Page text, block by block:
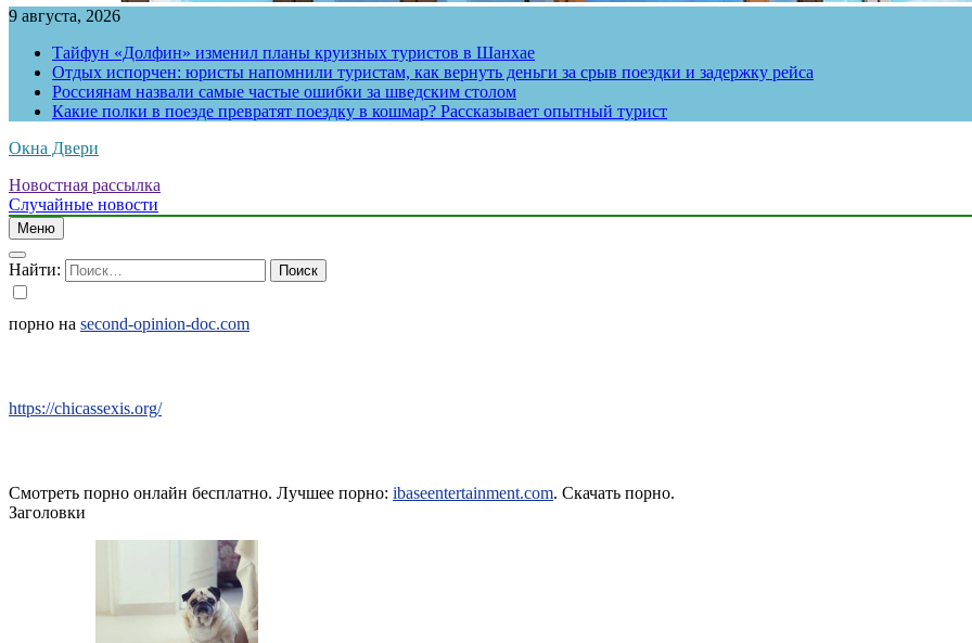
9 августа, 2026
Тайфун «Долфин» изменил планы круизных туристов в Шанхае
Отдых испорчен: юристы напомнили туристам, как вернуть деньги за срыв поездки и задержку рейса
Россиянам назвали самые частые ошибки за шведским столом
Какие полки в поезде превратят поездку в кошмар? Рассказывает опытный турист
Окна Двери
Новостная рассылка
Случайные новости
Меню
Найти:
порно на second-opinion-doc.com
https://chicassexis.org/
Смотреть порно онлайн бесплатно. Лучшее порно: ibaseentertainment.com. Скачать порно.
Заголовки